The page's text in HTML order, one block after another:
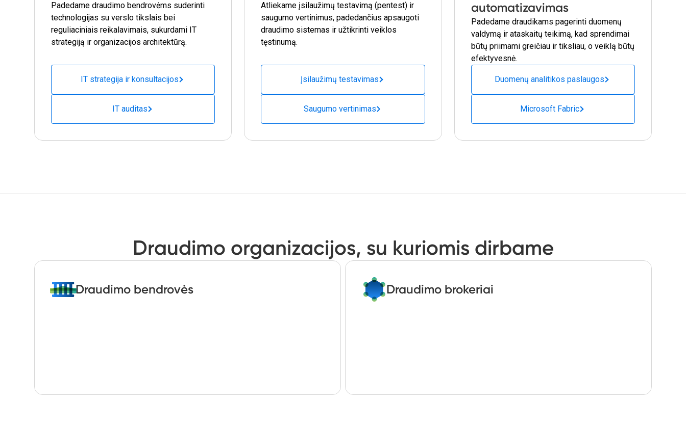
Padedame draudimo bendrovėms suderinti
technologijas su verslo tikslais bei
reguliaciniais reikalavimais, sukurdami IT
strategiją ir organizacijos architektūrą.
IT strategija ir konsultacijos
IT auditas
Atliekame įsilaužimų testavimą (pentest) ir
saugumo vertinimus, padedančius apsaugoti
draudimo sistemas ir užtikrinti veiklos
tęstinumą.
Įsilaužimų testavimas
Saugumo vertinimas
automatizavimas
Padedame draudikams pagerinti duomenų
valdymą ir ataskaitų teikimą, kad sprendimai
būtų priimami greičiau ir tiksliau, o veiklą būtų
efektyvesnė.
Duomenų analitikos paslaugos
Microsoft Fabric
Draudimo organizacijos, su kuriomis dirbame
Draudimo bendrovės Draudimo brokeriai